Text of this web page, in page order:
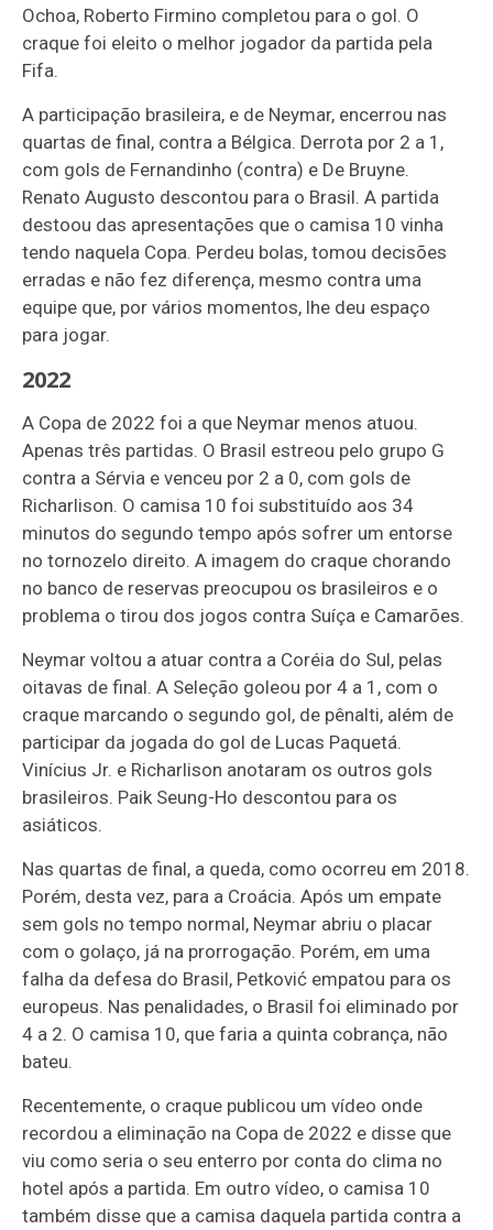
Ochoa, Roberto Firmino completou para o gol. O
craque foi eleito o melhor jogador da partida pela
Fifa.
A participação brasileira, e de Neymar, encerrou nas
quartas de final, contra a Bélgica. Derrota por 2 a 1,
com gols de Fernandinho (contra) e De Bruyne.
Renato Augusto descontou para o Brasil. A partida
destoou das apresentações que o camisa 10 vinha
tendo naquela Copa. Perdeu bolas, tomou decisões
erradas e não fez diferença, mesmo contra uma
equipe que, por vários momentos, lhe deu espaço
para jogar.
2022
A Copa de 2022 foi a que Neymar menos atuou.
Apenas três partidas. O Brasil estreou pelo grupo G
contra a Sérvia e venceu por 2 a 0, com gols de
Richarlison. O camisa 10 foi substituído aos 34
minutos do segundo tempo após sofrer um entorse
no tornozelo direito. A imagem do craque chorando
no banco de reservas preocupou os brasileiros e o
problema o tirou dos jogos contra Suíça e Camarões.
Neymar voltou a atuar contra a Coréia do Sul, pelas
oitavas de final. A Seleção goleou por 4 a 1, com o
craque marcando o segundo gol, de pênalti, além de
participar da jogada do gol de Lucas Paquetá.
Vinícius Jr. e Richarlison anotaram os outros gols
brasileiros. Paik Seung-Ho descontou para os
asiáticos.
Nas quartas de final, a queda, como ocorreu em 2018.
Porém, desta vez, para a Croácia. Após um empate
sem gols no tempo normal, Neymar abriu o placar
com o golaço, já na prorrogação. Porém, em uma
falha da defesa do Brasil, Petković empatou para os
europeus. Nas penalidades, o Brasil foi eliminado por
4 a 2. O camisa 10, que faria a quinta cobrança, não
bateu.
Recentemente, o craque publicou um vídeo onde
recordou a eliminação na Copa de 2022 e disse que
viu como seria o seu enterro por conta do clima no
hotel após a partida. Em outro vídeo, o camisa 10
também disse que a camisa daquela partida contra a